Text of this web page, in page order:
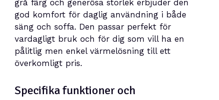
grå färg och generösa storlek erbjuder den
god komfort för daglig användning i både
säng och soffa. Den passar perfekt för
vardagligt bruk och för dig som vill ha en
pålitlig men enkel värmelösning till ett
överkomligt pris.
Specifika funktioner och